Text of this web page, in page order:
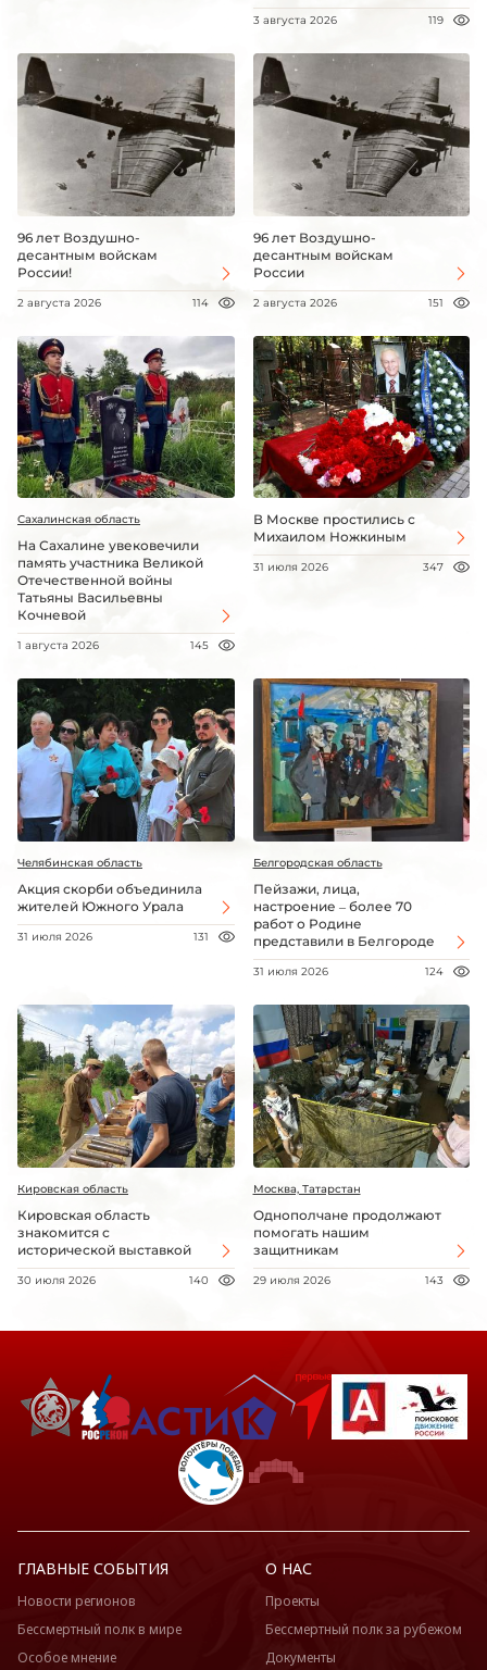
3 августа 2026 119
96 лет Воздушно-
десантным войскам
России!
2 августа 2026 114
96 лет Воздушно-
десантным войскам
России
2 августа 2026 151
Сахалинская область
На Сахалине увековечили
память участника Великой
Отечественной войны
Татьяны Васильевны
Кочневой
1 августа 2026 145
В Москве простились с
Михаилом Ножкиным
31 июля 2026 347
Челябинская область
Акция скорби объединила
жителей Южного Урала
31 июля 2026 131
Белгородская область
Пейзажи, лица,
настроение – более 70
работ о Родине
представили в Белгороде
31 июля 2026 124
Кировская область
Кировская область
знакомится с
исторической выставкой
30 июля 2026 140
Москва, Татарстан
Однополчане продолжают
помогать нашим
защитникам
29 июля 2026 143
ГЛАВНЫЕ СОБЫТИЯ
Новости регионов
Бессмертный полк в мире
Особое мнение
О НАС
Проекты
Бессмертный полк за рубежом
Документы